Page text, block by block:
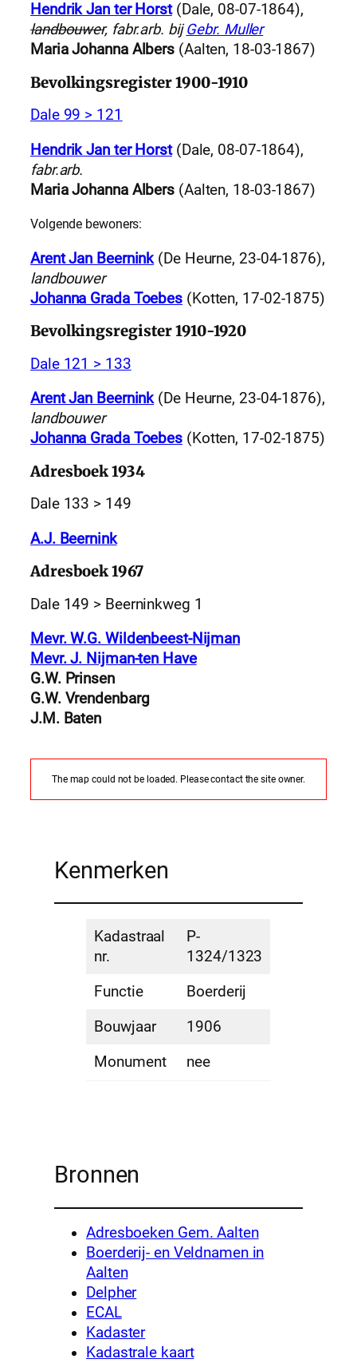
Hendrik Jan ter Horst(Dale, 08-07-1864),
landbouwer, fabr.arb. bijGebr. Muller
Maria Johanna Albers (Aalten, 18-03-1867)
Bevolkingsregister 1900-1910
Dale 99 > 121
Hendrik Jan ter Horst(Dale, 08-07-1864),
fabr.arb.
Maria Johanna Albers (Aalten, 18-03-1867)
Volgende bewoners:
Arent Jan Beernink(De Heurne, 23-04-1876),
landbouwer
Johanna Grada Toebes (Kotten, 17-02-1875)
Bevolkingsregister 1910-1920
Dale 121 > 133
Arent Jan Beernink(De Heurne, 23-04-1876),
landbouwer
Johanna Grada Toebes (Kotten, 17-02-1875)
Adresboek 1934
Dale 133 > 149
A.J. Beernink
Adresboek 1967
Dale 149 > Beerninkweg 1
Mevr. W.G. Wildenbeest-Nijman
Mevr. J. Nijman-ten Have
G.W. Prinsen
G.W. Vrendenbarg
J.M. Baten
The map could not be loaded. Please contact the site owner.
Kenmerken
Kadastraal
nr.
P-
1324/1323
Functie
Boerderij
Bouwjaar
1906
Monument
nee
Bronnen
Adresboeken Gem. Aalten
Boerderij- en Veldnamen in
Aalten
Delpher
ECAL
Kadaster
Kadastrale kaart